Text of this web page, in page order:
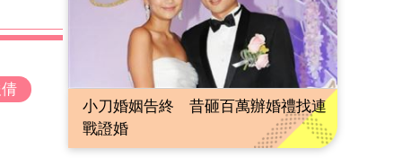
小刀婚姻告終 昔砸百萬辦婚禮找連
戰證婚